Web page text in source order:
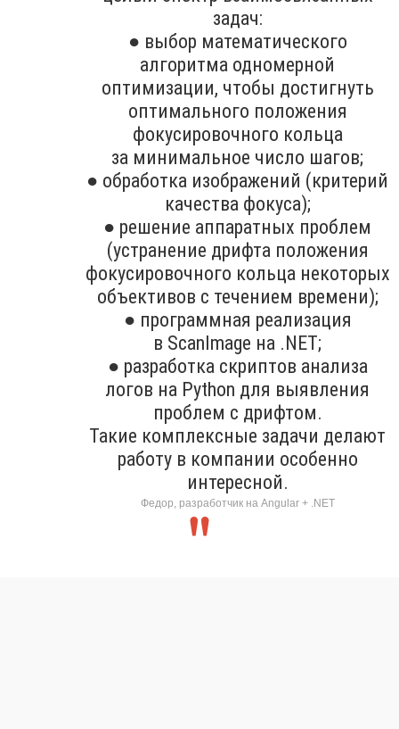
задач:
● выбор математического
алгоритма одномерной
оптимизации, чтобы достигнуть
оптимального положения
фокусировочного кольца
за минимальное число шагов;
● обработка изображений (критерий
качества фокуса);
● решение аппаратных проблем
(устранение дрифта положения
фокусировочного кольца некоторых
объективов с течением времени);
● программная реализация
в ScanImage на .NET;
● разработка скриптов анализа
логов на Python для выявления
проблем с дрифтом.
Такие комплексные задачи делают
работу в компании особенно
интересной.
Федор, разработчик на Angular + .NET